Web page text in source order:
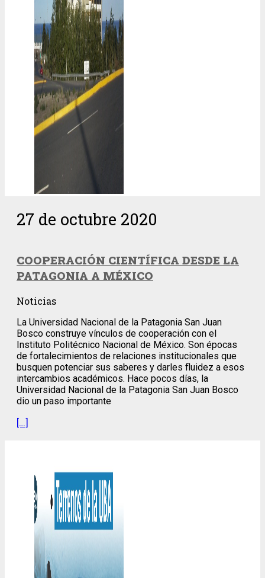
27 de octubre 2020
COOPERACIÓN CIENTÍFICA DESDE LA
PATAGONIA A MÉXICO
Noticias
La Universidad Nacional de la Patagonia San Juan
Bosco construye vínculos de cooperación con el
Instituto Politécnico Nacional de México. Son épocas
de fortalecimientos de relaciones institucionales que
busquen potenciar sus saberes y darles fluidez a esos
intercambios académicos. Hace pocos días, la
Universidad Nacional de la Patagonia San Juan Bosco
dio un paso importante
[…]